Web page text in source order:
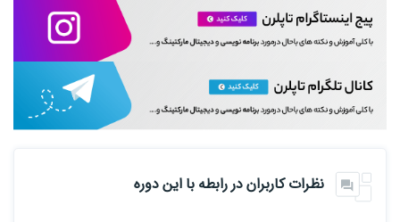
نظرات کاربران در رابطه با این دوره